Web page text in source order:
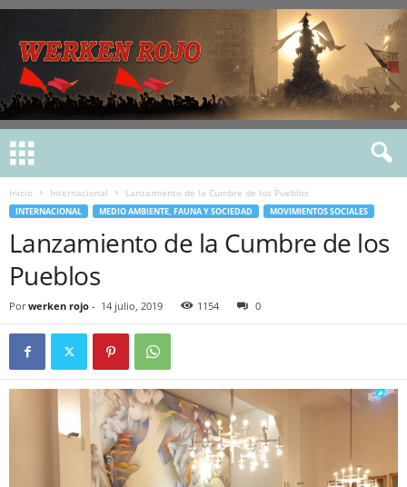
Inicio Internacional Lanzamiento de la Cumbre de los Pueblos
INTERNACIONAL MEDIO AMBIENTE, FAUNA Y SOCIEDAD MOVIMIENTOS SOCIALES
Lanzamiento de la Cumbre de los
Pueblos
Por werken rojo - 14 julio, 2019 1154 0